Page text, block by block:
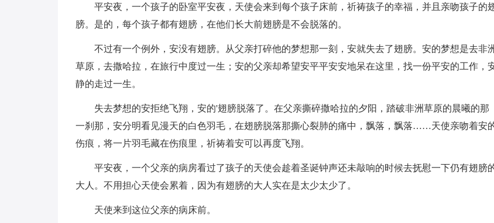
平安夜，一个孩子的卧室平安夜，天使会来到每个孩子床前，祈祷孩子的幸福，并且亲吻孩子的
膀。是的，每个孩子都有翅膀，在他们长大前翅膀是不会脱落的。
不过有一个例外，安没有翅膀。从父亲打碎他的梦想那一刻，安就失去了翅膀。安的梦想是去非
草原，去撒哈拉，在旅行中度过一生；安的父亲却希望安平平安安地呆在这里，找一份平安的工作，
静的走过一生。
失去梦想的安拒绝飞翔，安的'翅膀脱落了。在父亲撕碎撒哈拉的夕阳，踏破非洲草原的晨曦的那
一刹那，安分明看见漫天的白色羽毛，在翅膀脱落那撕心裂肺的痛中，飘落，飘落……天使亲吻着安
伤痕，将一片羽毛藏在伤痕里，祈祷着安可以再度飞翔。
平安夜，一个父亲的病房看过了孩子的天使会趁着圣诞钟声还未敲响的时候去抚慰一下仍有翅膀
大人。不用担心天使会累着，因为有翅膀的大人实在是太少太少了。
天使来到这位父亲的病床前。